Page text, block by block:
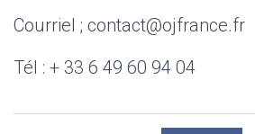
Courriel ; contact@ojfrance.fr
Tél : + 33 6 49 60 94 04